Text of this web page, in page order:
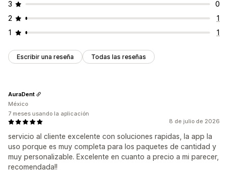
3
0
2
1
1
1
Escribir una reseña Todas las reseñas
8 de julio de 2026
servicio al cliente excelente con soluciones rapidas, la app la
uso porque es muy completa para los paquetes de cantidad y
muy personalizable. Excelente en cuanto a precio a mi parecer,
recomendada!!
AuraDent
México
7 meses usando la aplicación